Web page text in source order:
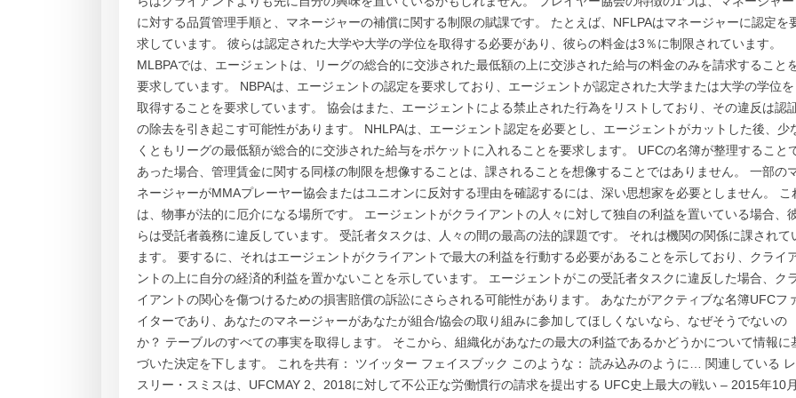
に対する品質管理手順と、マネージャーの補償に関する制限の賦課です。 たとえば、NFLPAはマネージャーに認定を
求しています。 彼らは認定された大学や大学の学位を取得する必要があり、彼らの料金は3％に制限されています。
MLBPAでは、エージェントは、リーグの総合的に交渉された最低額の上に交渉された給与の料金のみを請求すること
要求しています。 NBPAは、エージェントの認定を要求しており、エージェントが認定された大学または大学の学位を
取得することを要求しています。 協会はまた、エージェントによる禁止された行為をリストしており、その違反は認
の除去を引き起こす可能性があります。 NHLPAは、エージェント認定を必要とし、エージェントがカットした後、少
くともリーグの最低額が総合的に交渉された給与をポケットに入れることを要求します。 UFCの名簿が整理すること
あった場合、管理賃金に関する同様の制限を想像することは、課されることを想像することではありません。 一部の
ネージャーがMMAプレーヤー協会またはユニオンに反対する理由を確認するには、深い思想家を必要としません。 こ
は、物事が法的に厄介になる場所です。 エージェントがクライアントの人々に対して独自の利益を置いている場合、
らは受託者義務に違反しています。 受託者タスクは、人々の間の最高の法的課題です。 それは機関の関係に課されて
ます。 要するに、それはエージェントがクライアントで最大の利益を行動する必要があることを示しており、クライ
ントの上に自分の経済的利益を置かないことを示しています。 エージェントがこの受託者タスクに違反した場合、ク
イアントの関心を傷つけるための損害賠償の訴訟にさらされる可能性があります。 あなたがアクティブな名簿UFCフ
イターであり、あなたのマネージャーがあなたが組合/協会の取り組みに参加してほしくないなら、なぜそうでないの
か？ テーブルのすべての事実を取得します。 そこから、組織化があなたの最大の利益であるかどうかについて情報に
づいた決定を下します。 これを共有： ツイッター フェイスブック このような： 読み込みのように… 関連している レ
スリー・スミスは、UFCMAY 2、2018に対して不公正な労働慣行の請求を提出する UFC史上最大の戦い – 2015年10月